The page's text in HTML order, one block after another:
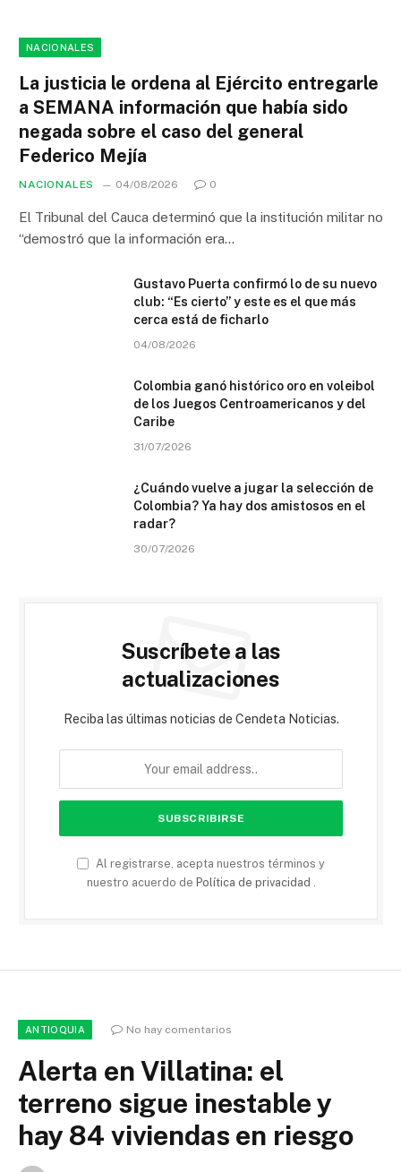
NACIONALES
La justicia le ordena al Ejército entregarle
a SEMANA información que había sido
negada sobre el caso del general
Federico Mejía
NACIONALES 04/08/2026 0
El Tribunal del Cauca determinó que la institución militar no
“demostró que la información era…
Gustavo Puerta confirmó lo de su nuevo
club: “Es cierto” y este es el que más
cerca está de ficharlo
04/08/2026
Colombia ganó histórico oro en voleibol
de los Juegos Centroamericanos y del
Caribe
31/07/2026
¿Cuándo vuelve a jugar la selección de
Colombia? Ya hay dos amistosos en el
radar?
30/07/2026
Suscríbete a las
actualizaciones
Reciba las últimas noticias de Cendeta Noticias.
Al registrarse, acepta nuestros términos y
nuestro acuerdo de Política de privacidad
ANTIOQUIA No hay comentarios
Alerta en Villatina: el
terreno sigue inestable y
hay 84 viviendas en riesgo